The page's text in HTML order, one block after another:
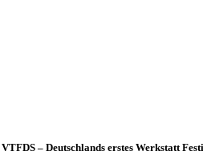
VTFDS – Deutschlands erstes Werkstatt